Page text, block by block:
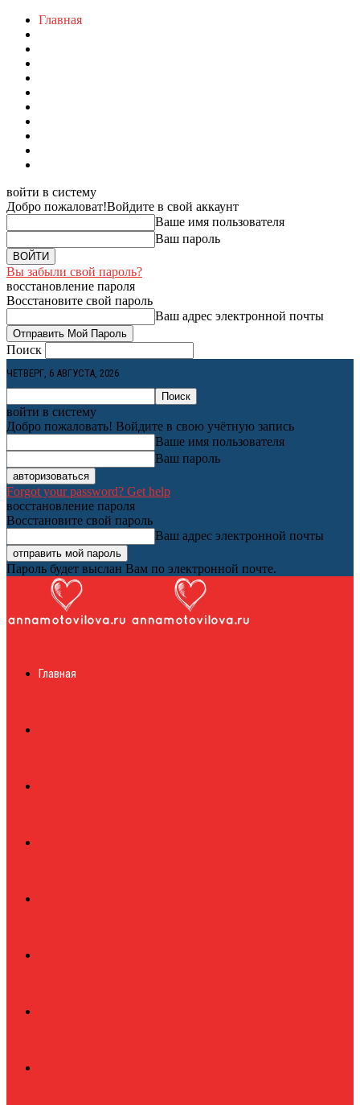
Главная
войти в систему
Добро пожаловат!Войдите в свой аккаунт
Ваше имя пользователя
Ваш пароль
Вы забыли свой пароль?
восстановление пароля
Восстановите свой пароль
Ваш адрес электронной почты
Поиск
ЧЕТВЕРГ, 6 АВГУСТА, 2026
войти в систему
Добро пожаловать! Войдите в свою учётную запись
Ваше имя пользователя
Ваш пароль
Forgot your password? Get help
восстановление пароля
Восстановите свой пароль
Ваш адрес электронной почты
Пароль будет выслан Вам по электронной почте.
журналГлавная